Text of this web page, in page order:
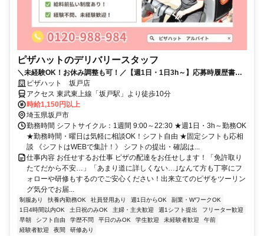
ピザハットのデリバリースタッフ
＼未経験OK！お休み調整も可！／【週1日・1日3h～】応募時履歴書不
要！ピザハット 坂戸店
アクセス 東武東上線「坂戸駅」より徒歩10分
時給1,150円以上
埼玉県坂戸市
勤務時間 シフトサイクル：1週間 9:00～22:30 ★週1日・3h～勤務OK
★勤務時間・曜日は気軽に相談OK！シフト自由 ★固定シフトも応相
談 《シフトはWEBで集計！》 シフトの提出・確認は...
仕事内容 お任せするお仕事 ピザの配達をお任せします！「免許取り
たてだから不安…」「あまり道に詳しくない…｣なんて方も丁寧にフ
ォローや研修もするのでご安心ください！出来立てのピザをツーリン
グ気分でお届...
制服あり 扶養内勤務OK 社員登用あり 週1日からOK
副業・WワークOK
1日4時間以内OK
土日祝のみOK 主婦・主夫歓迎 週1シフト提出
フリーター歓迎
早朝
シフト自由 学歴不問 平日のみOK 学生歓迎 未経験者歓迎
午前
経験者歓迎
夜間 研修あり